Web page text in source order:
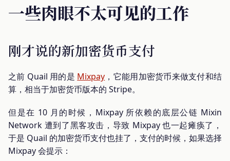
一些肉眼不太可见的工作
刚才说的新加密货币支付
之前 Quail 用的是 Mixpay ，它能用加密货币来做支付和结
算，相当于加密货币版本的 Stripe。
但是在 10 月的时候，Mixpay 所依赖的底层公链 Mixin
Network 遭到了黑客攻击，导致 Mixpay 也一起瘫痪了，
于是 Quail 的加密货币支付也挂了，支付的时候，如果选择
Mixpay 会提示：